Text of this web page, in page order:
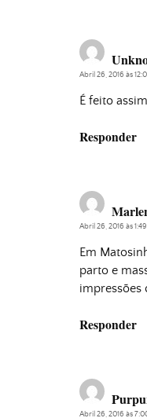
Abril 26, 2016 às
É feito
Responder
Abril 26, 2016 às
Em
parto e
impressões
Responder
Abril 26, 2016 às